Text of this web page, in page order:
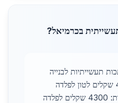
בכרמיאל?
מתכות תעשייתיות לבנייה
בכרמיאל הוא כ-4400 שקלים לטון לפלדה
סטנדרטית, עם וריאציות: 4300 שקלים לפלדה